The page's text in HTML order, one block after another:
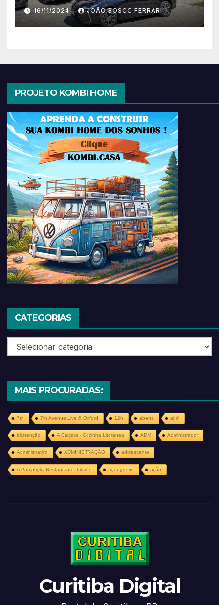
16/11/2024 JOÃO BOSCO FERRARI
PROJETO KOMBI HOME
CATEGORIAS
Categorias
MAIS PROCURADAS:
7th 7th Avenue Live & Oxford 12h aberta abril
abstenção A Caiçara - Cozinha Litorânea ADM Administrador
Administrativo ADMINISTRAÇÃO adolescente
A Pamphylia Restaurante Italiano Açougueiro ação
Curitiba Digital